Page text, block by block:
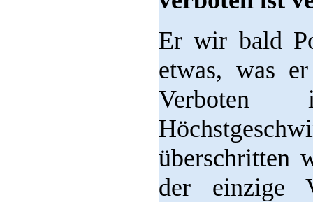
Er wir bald
etwas, was
überschritten
der einzige